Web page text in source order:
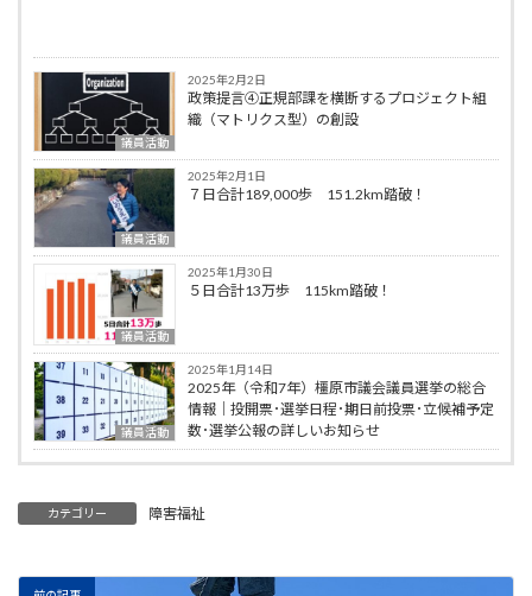
議員活動
2025年2月2日
政策提言④正規部課を横断するプロジェクト組
織（マトリクス型）の創設
議員活動
2025年2月1日
７日合計189,000歩 151.2km踏破！
議員活動
2025年1月30日
５日合計13万歩 115km踏破！
議員活動
2025年1月14日
2025年（令和7年）橿原市議会議員選挙の総合
情報｜投開票･選挙日程･期日前投票･立候補予定
数･選挙公報の詳しいお知らせ
カテゴリー 障害福祉